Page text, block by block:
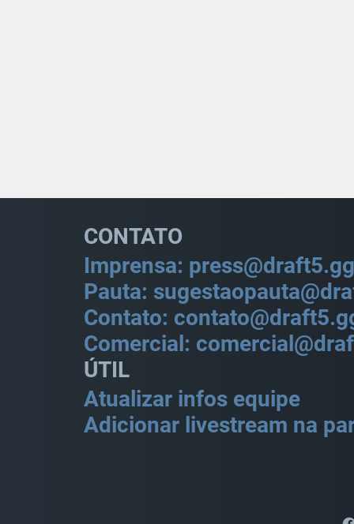
CONTATO
Imprensa: press@draft5.gg
Pauta:
Contato:
Comercial:
ÚTIL
Atualizar infos equipe
Adicionar livestream na